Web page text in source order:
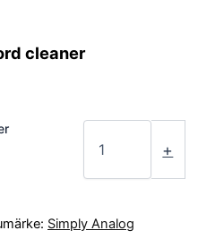
cleaner
+
Simply Analog